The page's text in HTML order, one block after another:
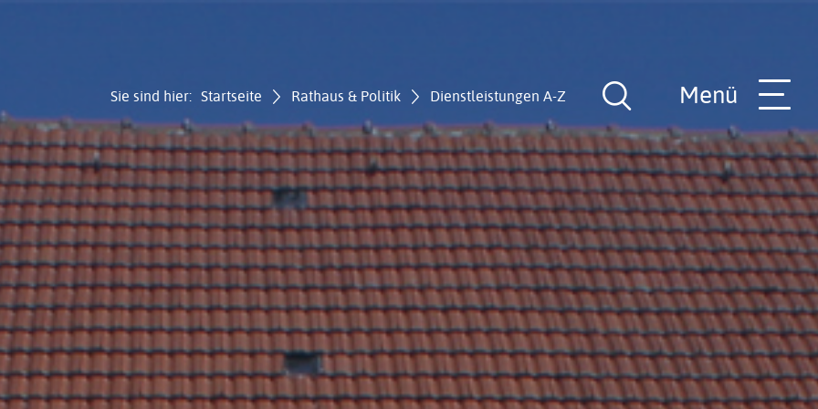
Sie sind hier: Startseite Rathaus & Politik Dienstleistungen A-Z
Suche
öffnen
Menü
Gemeinde
Rathaus-Team
Hilfe in allen Lebenslagen